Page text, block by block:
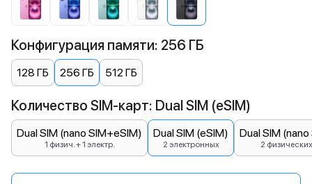
Конфигурация памяти: 256 ГБ
128 ГБ 256 ГБ 512 ГБ
Количество SIM-карт: Dual SIM (eSIM)
Dual SIM (nano SIM+eSIM)
1 физич. + 1 электр.
Dual SIM (eSIM)
2 электронных
Dual SIM
2 физических